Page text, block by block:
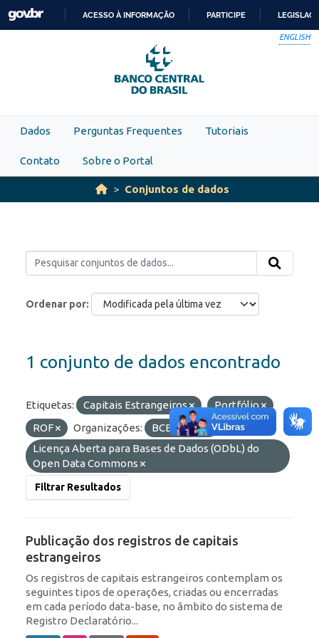
Skip to main content
PARA
O
CONTEÚDO
ACESSO À INFORMAÇÃO PARTICIPE
ENGLISH
Dados Perguntas Frequentes Tutoriais
Contato Sobre o Portal
Conjuntos de dados
Ordenar por
1 conjunto de dados encontrado
Etiquetas: Capitais Estrangeiros
Portfólio
ROF
Organizações: BCB/Dstat
Licenças:
Licença Aberta para Bases de Dados (ODbL) do
Open Data Commons
Filtrar Resultados
Publicação dos registros de capitais
estrangeiros
Os registros de capitais estrangeiros contemplam os
seguintes tipos de operações, criadas ou encerradas
em cada período data-base, no âmbito do sistema de
Registro Declaratório...